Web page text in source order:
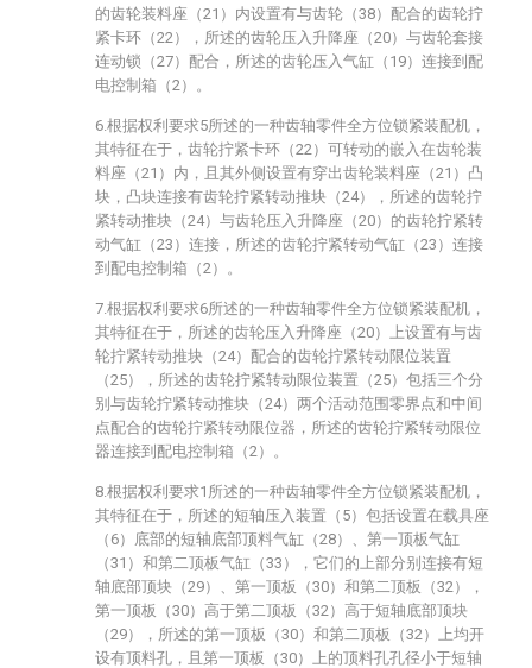
的齿轮装料座（21）内设置有与齿轮（38）配合的齿轮拧
紧卡环（22），所述的齿轮压入升降座（20）与齿轮套接
连动锁（27）配合，所述的齿轮压入气缸（19）连接到配
电控制箱（2）。
6.根据权利要求5所述的一种齿轴零件全方位锁紧装配机，
其特征在于，齿轮拧紧卡环（22）可转动的嵌入在齿轮装
料座（21）内，且其外侧设置有穿出齿轮装料座（21）凸
块，凸块连接有齿轮拧紧转动推块（24），所述的齿轮拧
紧转动推块（24）与齿轮压入升降座（20）的齿轮拧紧转
动气缸（23）连接，所述的齿轮拧紧转动气缸（23）连接
到配电控制箱（2）。
7.根据权利要求6所述的一种齿轴零件全方位锁紧装配机，
其特征在于，所述的齿轮压入升降座（20）上设置有与齿
轮拧紧转动推块（24）配合的齿轮拧紧转动限位装置
（25），所述的齿轮拧紧转动限位装置（25）包括三个分
别与齿轮拧紧转动推块（24）两个活动范围零界点和中间
点配合的齿轮拧紧转动限位器，所述的齿轮拧紧转动限位
器连接到配电控制箱（2）。
8.根据权利要求1所述的一种齿轴零件全方位锁紧装配机，
其特征在于，所述的短轴压入装置（5）包括设置在载具座
（6）底部的短轴底部顶料气缸（28）、第一顶板气缸
（31）和第二顶板气缸（33），它们的上部分别连接有短
轴底部顶块（29）、第一顶板（30）和第二顶板（32），
第一顶板（30）高于第二顶板（32）高于短轴底部顶块
（29），所述的第一顶板（30）和第二顶板（32）上均开
设有顶料孔，且第一顶板（30）上的顶料孔孔径小于短轴